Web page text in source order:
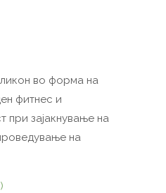
во форма на
фитнес и
при зајакнување на
на